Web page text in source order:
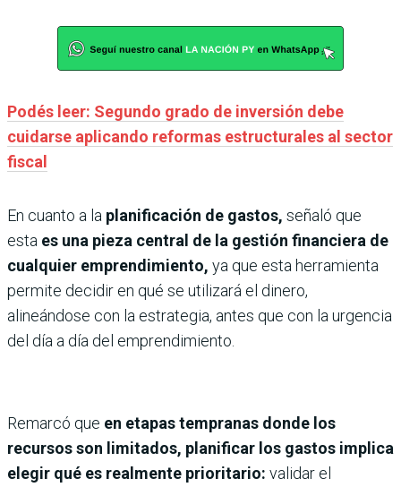
Podés leer: Segundo grado de inversión debe
cuidarse aplicando reformas estructurales al sector
fiscal
En cuanto a la planificación de gastos, señaló que
esta es una pieza central de la gestión financiera de
cualquier emprendimiento, ya que esta herramienta
permite decidir en qué se utilizará el dinero,
alineándose con la estrategia, antes que con la urgencia
del día a día del emprendimiento.
Remarcó que en etapas tempranas donde los
recursos son limitados, planificar los gastos implica
elegir qué es realmente prioritario: validar el